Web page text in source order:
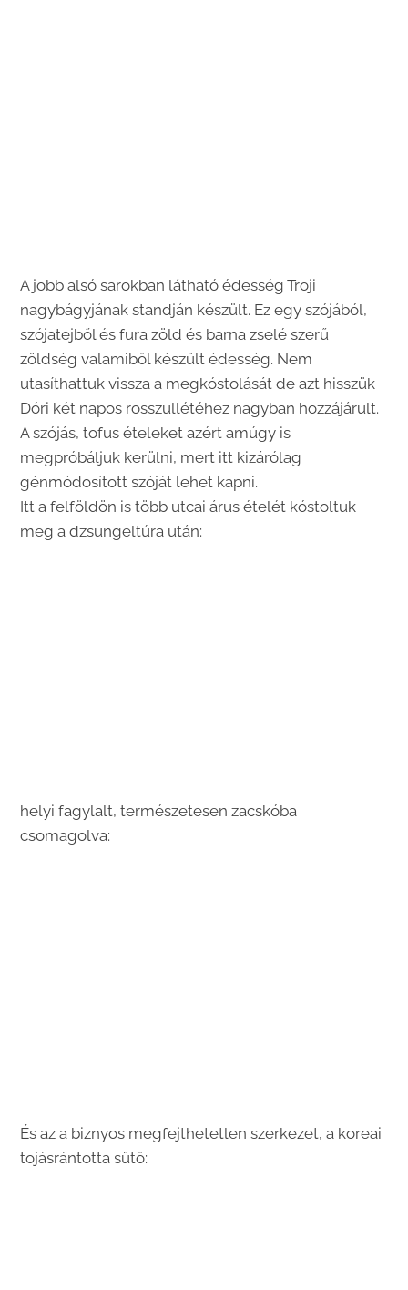
A jobb alsó sarokban látható édesség Troji
nagybágyjának standján készült. Ez egy szójából,
szójatejből és fura zöld és barna zselé szerű
zöldség valamiből készült édesség. Nem
utasíthattuk vissza a megkóstolását de azt hisszük
Dóri két napos rosszullétéhez nagyban hozzájárult.
A szójás, tofus ételeket azért amúgy is
megpróbáljuk kerülni, mert itt kizárólag
génmódosított szóját lehet kapni.
Itt a felföldön is több utcai árus ételét kóstoltuk
meg a dzsungeltúra után:
helyi fagylalt, természetesen zacskóba
csomagolva:
És az a biznyos megfejthetetlen szerkezet, a koreai
tojásrántotta sütő: